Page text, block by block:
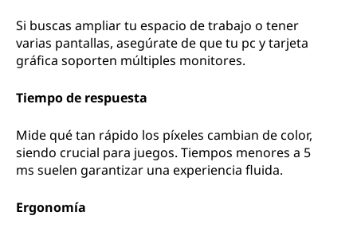
Si buscas ampliar tu espacio de trabajo o tener
varias pantallas, asegúrate de que tu pc y tarjeta
gráfica soporten múltiples monitores.
Tiempo de respuesta
Mide qué tan rápido los píxeles cambian de color,
siendo crucial para juegos. Tiempos menores a 5
ms suelen garantizar una experiencia fluida.
Ergonomía